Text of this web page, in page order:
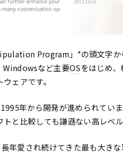
Program」*の頭文字か
Windowsなど主要OSをはじめ
ェアです。
年から開発が進められてい
と比較しても謙遜ない高レベ
年愛され続けてきた最も大き